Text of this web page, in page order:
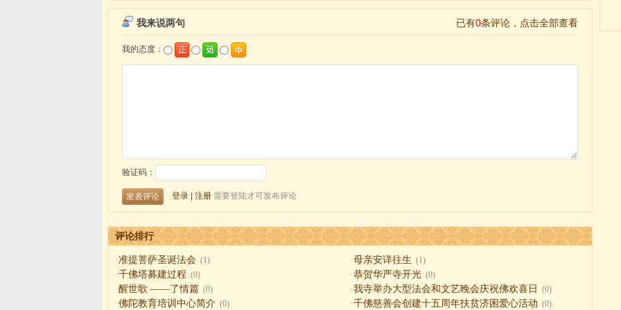
评论排行
·准提菩萨圣诞法会 (1) ·母亲安详往生 (1)
·千佛塔募建过程 (0) ·恭贺华严寺开光 (0)
·醒世歌 ——了情篇 (0) ·我寺举办大型法会和文艺晚会庆祝佛欢喜日 (0)
·佛陀教育培训中心简介 (0) ·千佛慈善会创建十五周年扶贫济困爱心活动 (0)